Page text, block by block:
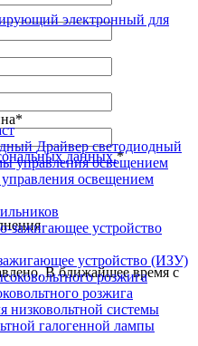
электронный для
Драйвер светодиодный
освещением
устройство (ИЗУ)
розжига
*
данных.*
В ближайшее время с